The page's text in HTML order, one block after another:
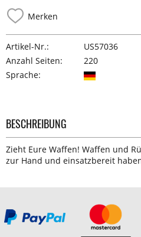
Merken
Artikel-Nr.:
US57036
Anzahl Seiten:
220
Sprache:
BESCHREIBUNG
Zieht Eure Waffen! Waffen und
zur Hand und einsatzbereit